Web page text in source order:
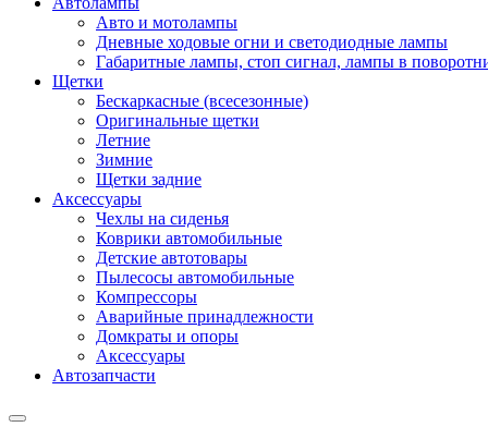
Авто и мотолампы
Дневные ходовые огни и светодиодные лампы
Габаритные лампы, стоп сигнал, лампы в
Щетки
Бескаркасные (всесезонные)
Оригинальные щетки
Летние
Зимние
Щетки задние
Аксессуары
Чехлы на сиденья
Коврики автомобильные
Детские автотовары
Пылесосы автомобильные
Компрессоры
Аварийные принадлежности
Домкраты и опоры
Аксессуары
Автозапчасти